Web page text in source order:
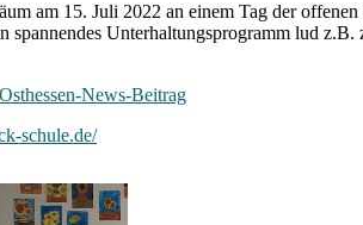
am 15. Juli 2022 an einem Tag der
spannendes Unterhaltungsprogramm lud
Osthessen-News-Beitrag
schule.de/